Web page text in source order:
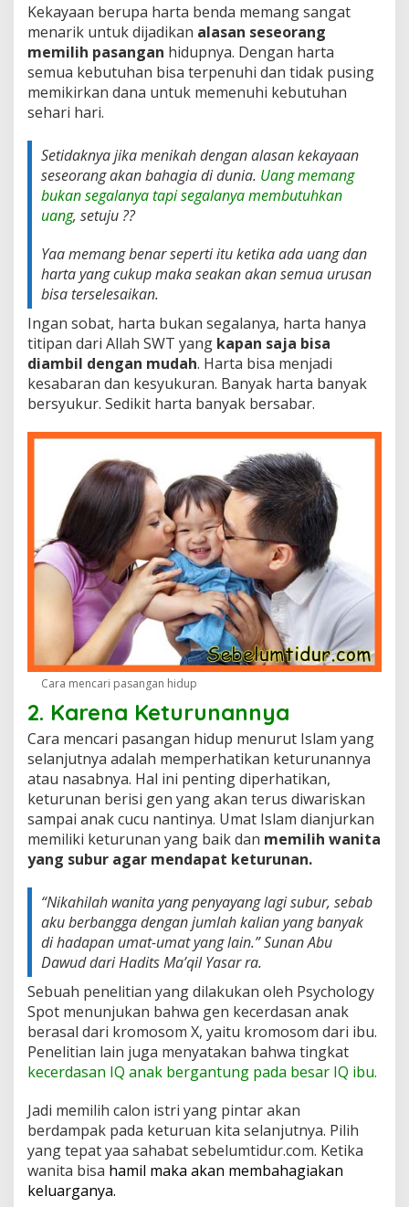
Kekayaan berupa harta benda memang sangat
menarik untuk dijadikan alasan seseorang
memilih pasangan hidupnya. Dengan harta
semua kebutuhan bisa terpenuhi dan tidak pusing
memikirkan dana untuk memenuhi kebutuhan
sehari hari.
Setidaknya jika menikah dengan alasan kekayaan
seseorang akan bahagia di dunia. Uang memang
bukan segalanya tapi segalanya membutuhkan
uang, setuju ??
Yaa memang benar seperti itu ketika ada uang dan
harta yang cukup maka seakan akan semua urusan
bisa terselesaikan.
Ingan sobat, harta bukan segalanya, harta hanya
titipan dari Allah SWT yang kapan saja bisa
diambil dengan mudah. Harta bisa menjadi
kesabaran dan kesyukuran. Banyak harta banyak
bersyukur. Sedikit harta banyak bersabar.
Cara mencari pasangan hidup
2. Karena Keturunannya
Cara mencari pasangan hidup menurut Islam yang
selanjutnya adalah memperhatikan keturunannya
atau nasabnya. Hal ini penting diperhatikan,
keturunan berisi gen yang akan terus diwariskan
sampai anak cucu nantinya. Umat Islam dianjurkan
memiliki keturunan yang baik dan memilih wanita
yang subur agar mendapat keturunan.
“Nikahilah wanita yang penyayang lagi subur, sebab
aku berbangga dengan jumlah kalian yang banyak
di hadapan umat-umat yang lain.”Sunan Abu
Dawud dari Hadits Ma’qil Yasar ra.
Sebuah penelitian yang dilakukan oleh Psychology
Spot menunjukan bahwa gen kecerdasan anak
berasal dari kromosom X, yaitu kromosom dari ibu.
Penelitian lain juga menyatakan bahwa tingkat
kecerdasan IQ anak bergantung pada besar IQ ibu.
Jadi memilih calon istri yang pintar akan
berdampak pada keturuan kita selanjutnya. Pilih
yang tepat yaa sahabat sebelumtidur.com. Ketika
wanita bisa hamil maka akan membahagiakan
keluarganya.